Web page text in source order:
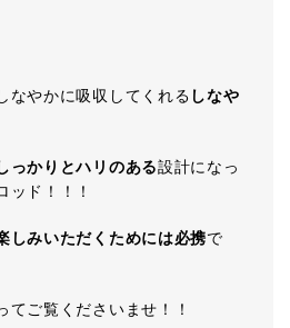
なやかに吸収してくれる しなや
っかりとハリのある設計になっ
ッド！！！
しみいただくためには必携で
てご覧くださいませ！！